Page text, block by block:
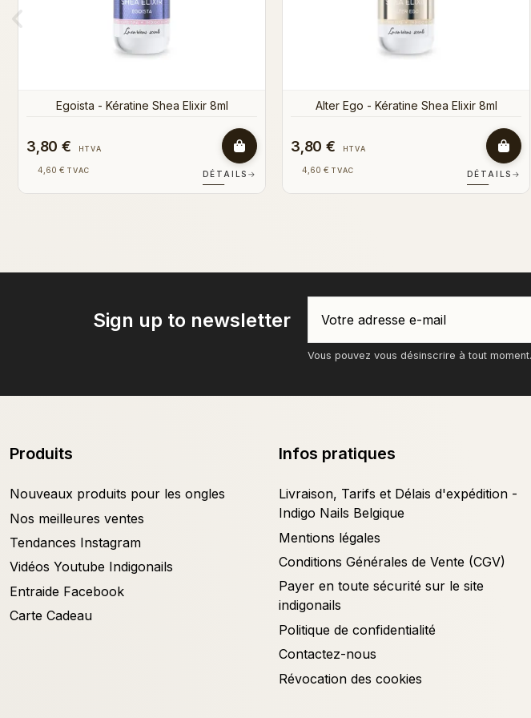
3,80 € HTVA
4,60 € TVAC DÉTAILS
3,80 € HTVA
4,60 € TVAC DÉTAILS
Sign up to newsletter
Vous pouvez vous désinscrire à tout
Produits
Nouveaux produits pour les ongles
Nos meilleures ventes
Tendances Instagram
Vidéos Youtube Indigonails
Entraide Facebook
Carte Cadeau
Infos pratiques
Livraison, Tarifs et Délais d'expédition -
Indigo Nails Belgique
Mentions légales
Conditions Générales de Vente (CGV)
Payer en toute sécurité sur le site
indigonails
Politique de confidentialité
Contactez-nous
Révocation des cookies